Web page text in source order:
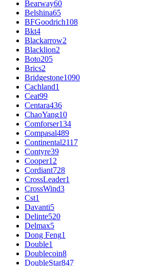
Bearway60
Belshina65
BFGoodrich108
Bkt4
Blackarrow2
Blacklion2
Boto205
Brics2
Bridgestone1090
Cachland1
Ceat99
Centara436
ChaoYang10
Comforser134
Compasal489
Continental2117
Contyre39
Cooper12
Cordiant728
CrossLeader1
CrossWind3
Cst1
Davanti5
Delinte520
Delmax5
Dong Feng1
Double1
Doublecoin8
DoubleStar847